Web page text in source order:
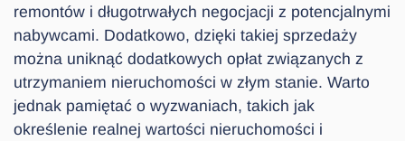
remontów i długotrwałych negocjacji z potencjalnymi
nabywcami. Dodatkowo, dzięki takiej sprzedaży
można uniknąć dodatkowych opłat związanych z
utrzymaniem nieruchomości w złym stanie. Warto
jednak pamiętać o wyzwaniach, takich jak
określenie realnej wartości nieruchomości i